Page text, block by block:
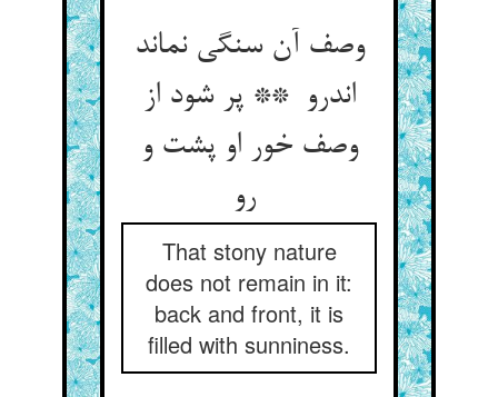
وصف آن سنگی نماند
اندرو ** پر شود از
وصف خور او پشت و
That stony nature
does not remain in it:
back and front, it is
filled with sunniness.